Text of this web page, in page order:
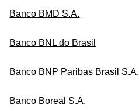
Banco BMD S.A.
Banco BNL do Brasil
Banco BNP Paribas Brasil S.A.
Banco Boreal S.A.